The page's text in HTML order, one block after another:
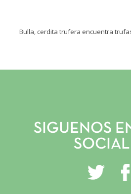
TIENDA
Bulla, cerdita trufera encuentra
SIGUENOS